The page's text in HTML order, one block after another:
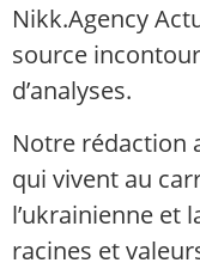
Nikk.Agency
source
d’analyses.
Notre rédaction
qui vivent au
l’ukrainienne et
racines et